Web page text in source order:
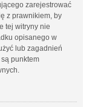
zarejestrować
z prawnikiem, by
tej witryny nie
opisanego w
lub zagadnień
punktem